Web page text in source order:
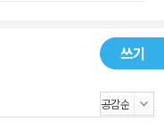
되었다. 나아가 ‘광유전학
작 기술도 보급되고 있다.
쓰기